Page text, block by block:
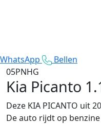
WhatsApp
Bellen
05PNHG
Kia Picanto
Deze KIA PICANTO uit
De auto rijdt op